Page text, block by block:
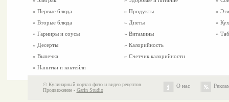
» Первые блюда
» Вторые блюда
» Гарниры и соусы
» Десерты
» Выпечка
» Напитки и коктейли
» Продукты
» Диеты
» Витамины
» Калорийность
» Счетчик калорийности
»
»
»
© Кулинарный портал фото и видео рецептов.
Продвижение - Garin Studio
О нас